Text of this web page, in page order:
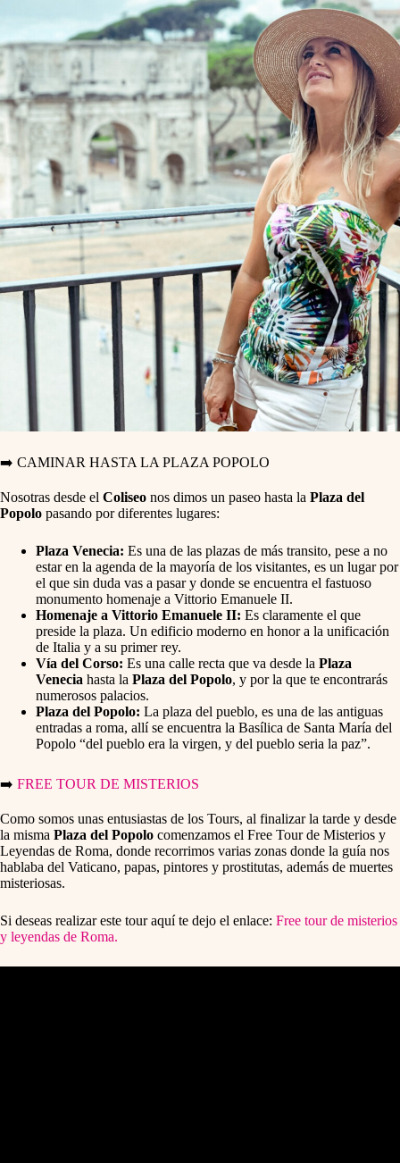
➡️ CAMINAR HASTA LA PLAZA POPOLO
Nosotras desde el Coliseo nos dimos un paseo hasta la Plaza del
Popolo pasando por diferentes lugares:
Plaza Venecia: Es una de las plazas de más transito, pese a no
estar en la agenda de la mayoría de los visitantes, es un lugar por
el que sin duda vas a pasar y donde se encuentra el fastuoso
monumento homenaje a Vittorio Emanuele II.
Homenaje a Vittorio Emanuele II: Es claramente el que
preside la plaza. Un edificio moderno en honor a la unificación
de Italia y a su primer rey.
Vía del Corso: Es una calle recta que va desde la Plaza
Venecia hasta la Plaza del Popolo, y por la que te encontrarás
numerosos palacios.
Plaza del Popolo: La plaza del pueblo, es una de las antiguas
entradas a roma, allí se encuentra la Basílica de Santa María del
Popolo “del pueblo era la virgen, y del pueblo seria la paz”.
➡️ FREE TOUR DE MISTERIOS
Como somos unas entusiastas de los Tours, al finalizar la tarde y desde
la misma Plaza del Popolo comenzamos el Free Tour de Misterios y
Leyendas de Roma, donde recorrimos varias zonas donde la guía nos
hablaba del Vaticano, papas, pintores y prostitutas, además de muertes
misteriosas.
Si deseas realizar este tour aquí te dejo el enlace: Free tour de misterios
y leyendas de Roma.